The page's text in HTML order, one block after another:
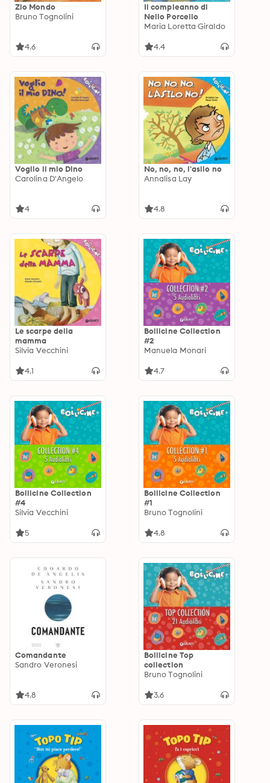
Zio Mondo
Bruno Tognolini
4.6
Il compleanno di
Nello Porcello
Maria Loretta Giraldo
4.4
Voglio il mio Dino
Carolina D'Angelo
4
No, no, no, l'asilo no
Annalisa Lay
4.8
Le scarpe della
mamma
Silvia Vecchini
4.1
Bollicine Collection
#2
Manuela Monari
4.7
Bollicine Collection
#4
Silvia Vecchini
5
Bollicine Collection
#1
Bruno Tognolini
4.8
Comandante
Sandro Veronesi
4.8
Bollicine Top
collection
Bruno Tognolini
3.6